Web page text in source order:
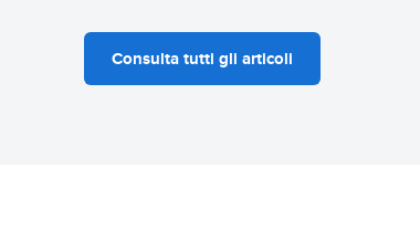
Consulta tutti gli articoli